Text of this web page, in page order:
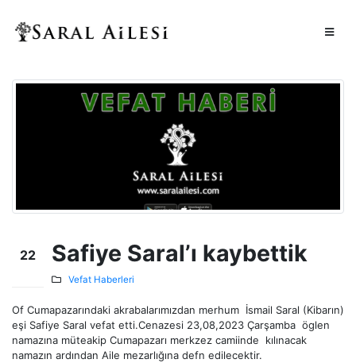
22 Safiye Saral’ı kaybettik
Vefat Haberleri
Of Cumapazarındaki akrabalarımızdan merhum İsmail Saral (Kibarın)
eşi Safiye Saral vefat etti.Cenazesi 23,08,2023 Çarşamba öglen
namazına müteakip Cumapazarı merkzez camiinde kılınacak
namazın ardından Aile mezarlığına defn edilecektir.